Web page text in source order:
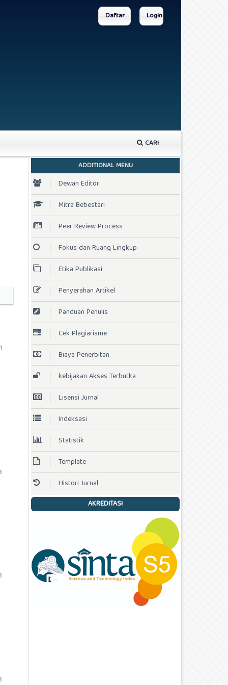
CARI
Daftar Login
ADDITIONAL MENU
Dewan Editor
Mitra Bebestari
Peer Review Process
Fokus dan Ruang Lingkup
Etika Publikasi
Penyerahan Artikel
Panduan Penulis
Cek Plagiarisme
Biaya Penerbitan
kebijakan Akses Terbutka
Lisensi Jurnal
Indeksasi
Statistik
Template
Histori Jurnal
AKREDITASI